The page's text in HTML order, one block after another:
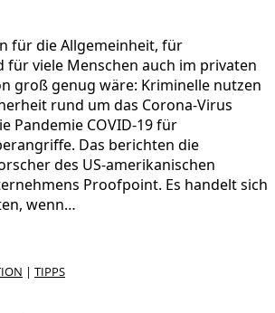
für die Allgemeinheit, für
für viele Menschen auch im privaten
groß genug wäre: Kriminelle nutzen
rund um das Corona-Virus
Pandemie COVID-19 für
Das berichten die
des US-amerikanischen
Proofpoint. Es handelt sich
wenn…
| TIPPS